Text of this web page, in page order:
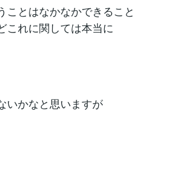
ことはなかなかできること
これに関しては本当に
いかなと思いますが